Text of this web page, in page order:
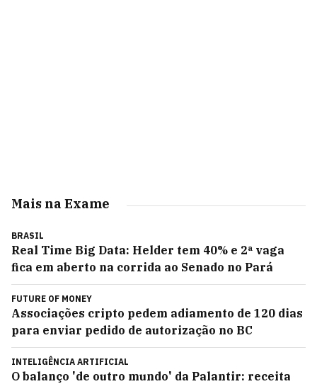
Mais na Exame
BRASIL
Real Time Big Data: Helder tem 40% e 2ª vaga
fica em aberto na corrida ao Senado no Pará
FUTURE OF MONEY
Associações cripto pedem adiamento de 120 dias
para enviar pedido de autorização no BC
INTELIGÊNCIA ARTIFICIAL
O balanço 'de outro mundo' da Palantir: receita